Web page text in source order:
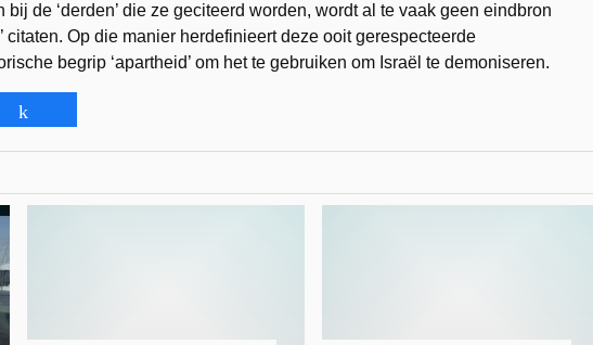
de ‘derden’ die ze geciteerd worden, wordt al te vaak geen eindbron
citaten. Op die manier herdefinieert deze ooit gerespecteerde
begrip ‘apartheid’ om het te gebruiken om Israël te demoniseren.